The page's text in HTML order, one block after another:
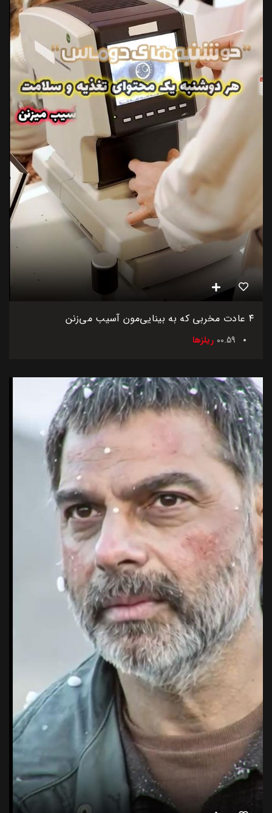
۴ عادت مخربی که به بینایی‌مون آسیب می‌زنن
00.59 ریلزها